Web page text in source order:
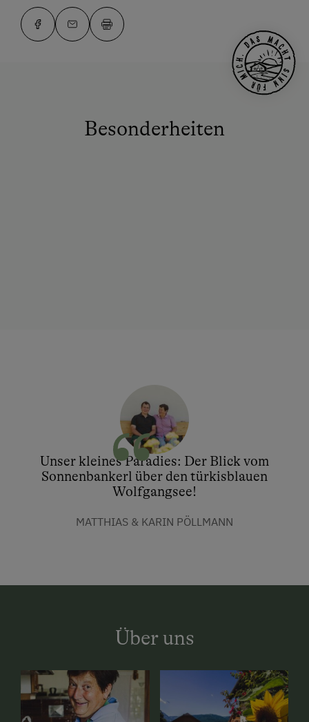
Besonderheiten
Unser kleines Paradies: Der Blick vom
Sonnenbankerl über den türkisblauen
Wolfgangsee!
MATTHIAS & KARIN PÖLLMANN
Über uns